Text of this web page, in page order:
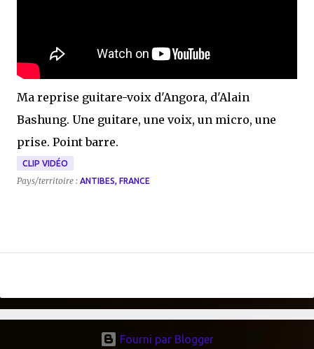
Ma reprise guitare-voix d'Angora, d'Alain
Bashung. Une guitare, une voix, un micro, une
prise. Point barre.
CLIP VIDÉO
Pays/territoire : ANTIBES, FRANCE
Fourni par Blogger